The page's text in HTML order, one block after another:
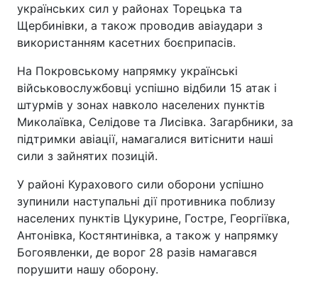
українських сил у районах Торецька та
Щербинівки, а також проводив авіаудари з
використанням касетних боєприпасів.
На Покровському напрямку українські
військовослужбовці успішно відбили 15 атак і
штурмів у зонах навколо населених пунктів
Миколаївка, Селідове та Лисівка. Загарбники, за
підтримки авіації, намагалися витіснити наші
сили з зайнятих позицій.
У районі Курахового сили оборони успішно
зупинили наступальні дії противника поблизу
населених пунктів Цукурине, Гостре, Георгіївка,
Антонівка, Костянтинівка, а також у напрямку
Богоявленки, де ворог 28 разів намагався
порушити нашу оборону.